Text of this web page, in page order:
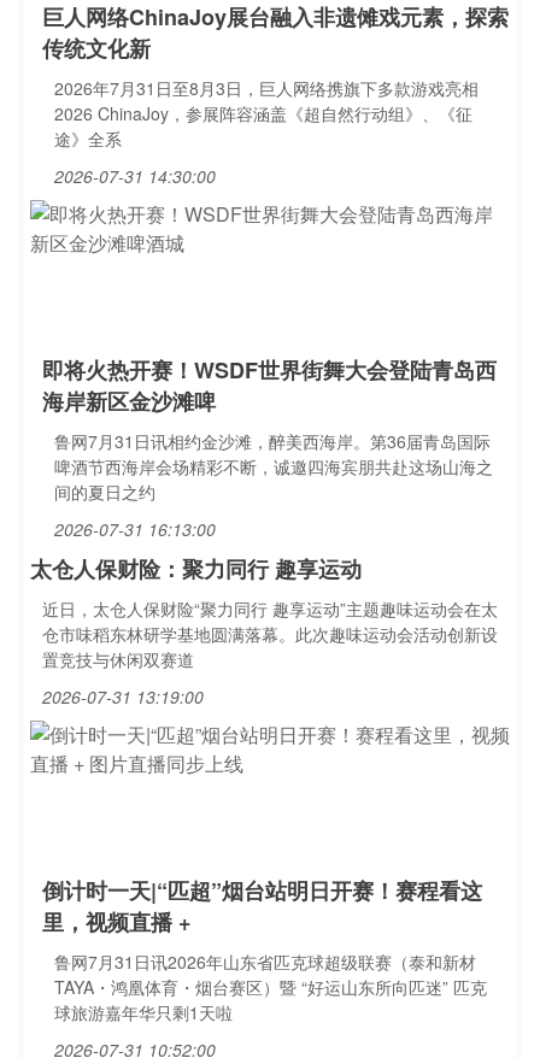
巨人网络ChinaJoy展台融入非遗傩戏元素，探索
传统文化新
2026年7月31日至8月3日，巨人网络携旗下多款游戏亮相
2026 ChinaJoy，参展阵容涵盖《超自然行动组》、《征
途》全系
2026-07-31 14:30:00
即将火热开赛！WSDF世界街舞大会登陆青岛西
海岸新区金沙滩啤
鲁网7月31日讯相约金沙滩，醉美西海岸。第36届青岛国际
啤酒节西海岸会场精彩不断，诚邀四海宾朋共赴这场山海之
间的夏日之约
2026-07-31 16:13:00
太仓人保财险：聚力同行 趣享运动
近日，太仓人保财险“聚力同行 趣享运动”主题趣味运动会在太
仓市味稻东林研学基地圆满落幕。此次趣味运动会活动创新设
置竞技与休闲双赛道
2026-07-31 13:19:00
倒计时一天|“匹超”烟台站明日开赛！赛程看这
里，视频直播 +
鲁网7月31日讯2026年山东省匹克球超级联赛（泰和新材
TAYA・鸿凰体育・烟台赛区）暨 “好运山东所向匹迷” 匹克
球旅游嘉年华只剩1天啦
2026-07-31 10:52:00